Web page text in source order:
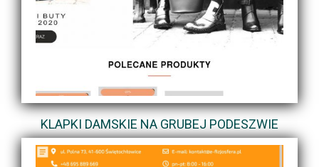
KLAPKI DAMSKIE NA GRUBEJ PODESZWIE